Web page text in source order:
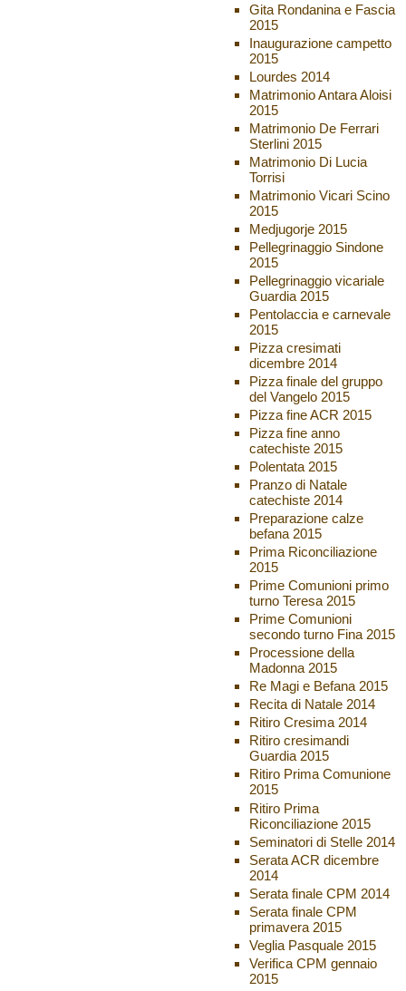
Gita Rondanina e Fascia
2015
Inaugurazione campetto
2015
Lourdes 2014
Matrimonio Antara Aloisi
2015
Matrimonio De Ferrari
Sterlini 2015
Matrimonio Di Lucia
Torrisi
Matrimonio Vicari Scino
2015
Medjugorje 2015
Pellegrinaggio Sindone
2015
Pellegrinaggio vicariale
Guardia 2015
Pentolaccia e carnevale
2015
Pizza cresimati
dicembre 2014
Pizza finale del gruppo
del Vangelo 2015
Pizza fine ACR 2015
Pizza fine anno
catechiste 2015
Polentata 2015
Pranzo di Natale
catechiste 2014
Preparazione calze
befana 2015
Prima Riconciliazione
2015
Prime Comunioni primo
turno Teresa 2015
Prime Comunioni
secondo turno Fina 2015
Processione della
Madonna 2015
Re Magi e Befana 2015
Recita di Natale 2014
Ritiro Cresima 2014
Ritiro cresimandi
Guardia 2015
Ritiro Prima Comunione
2015
Ritiro Prima
Riconciliazione 2015
Seminatori di Stelle 2014
Serata ACR dicembre
2014
Serata finale CPM 2014
Serata finale CPM
primavera 2015
Veglia Pasquale 2015
Verifica CPM gennaio
2015